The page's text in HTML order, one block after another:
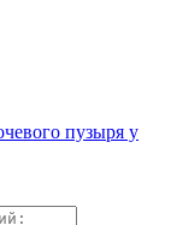
пузыря у